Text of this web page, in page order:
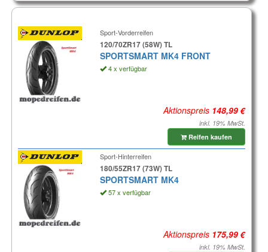
Sport-Vorderreifen
120/70ZR17 (58W) TL
SPORTSMART MK4 FRONT
4 x verfügbar
Aktionspreis
inkl. 19% MwSt.
Reifen kaufen
Sport-Hinterreifen
180/55ZR17 (73W) TL
SPORTSMART MK4
57 x verfügbar
Aktionspreis
inkl. 19% MwSt.